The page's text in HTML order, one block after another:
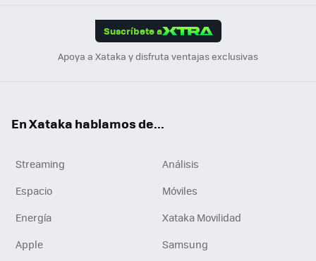
Suscríbete a
Apoya a Xataka y disfruta ventajas exclusivas
En Xataka hablamos de...
Streaming
Análisis
Espacio
Móviles
Energía
Xataka Movilidad
Apple
Samsung